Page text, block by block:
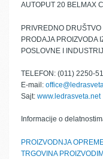
AUTOPUT 20 BELMAX
PRIVREDNO DRUŠTVO
PRODAJA PROIZVODA
POSLOVNE I
TELEFON: (011) 2250-
E-mail:
Sajt: www.ledrasveta.net
Informacije o
PROIZVODNJA
TRGOVINA